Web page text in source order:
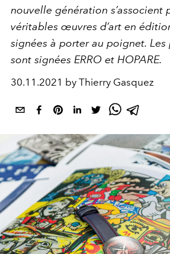
nouvelle génération s’associent
véritables œuvres d’art en
signées à porter au poignet.
sont signées ERRO et HOPARE.
30.11.2021 by Thierry Gasquez